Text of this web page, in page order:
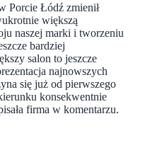
Porcie Łódź zmienił
większą
naszej marki i tworzeniu
bardziej
salon to jeszcze
najnowszych
się już od pierwszego
konsekwentnie
firma w komentarzu.